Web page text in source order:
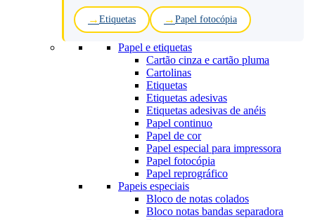
Etiquetas Papel fotocópia
Papel e etiquetas
Cartão cinza e cartão pluma
Cartolinas
Etiquetas
Etiquetas adesivas
Etiquetas adesivas de anéis
Papel continuo
Papel de cor
Papel especial para impressora
Papel fotocópia
Papel reprográfico
Papeis especiais
Bloco de notas colados
Bloco notas bandas separadora